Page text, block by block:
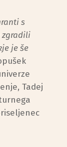
s
zgradili
je še
Tadej